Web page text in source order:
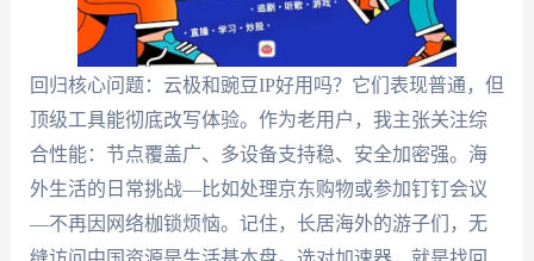
回归核心问题：云极和豌豆IP好用吗？它们表现普通，但
顶级工具能彻底改写体验。作为老用户，我主张关注综
合性能：节点覆盖广、多设备支持稳、安全加密强。海
外生活的日常挑战—比如处理京东购物或参加钉钉会议
—不再因网络枷锁烦恼。记住，长居海外的游子们，无